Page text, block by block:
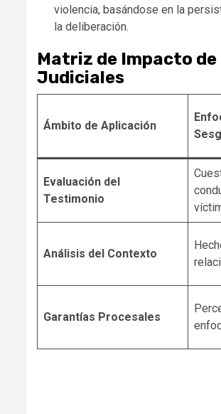
violencia, basándose en la
la deliberación.
Matriz de Impacto de
Judiciales
Ámbito de Aplicación
Evaluación del
Testimonio
Análisis del Contexto
Garantías Procesales